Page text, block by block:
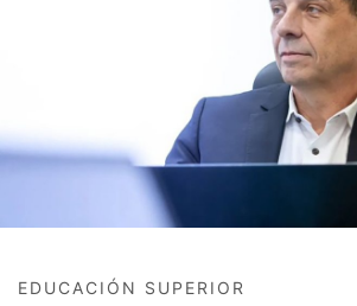
EDUCACIÓN SUPERIOR